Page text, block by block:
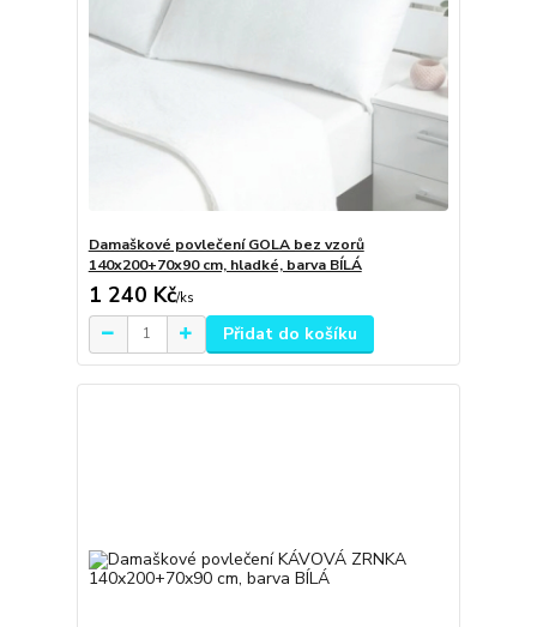
Damaškové povlečení GOLA bez vzorů
140x200+70x90 cm, hladké, barva BÍLÁ
1 240 Kč/ks
Přidat do košíku